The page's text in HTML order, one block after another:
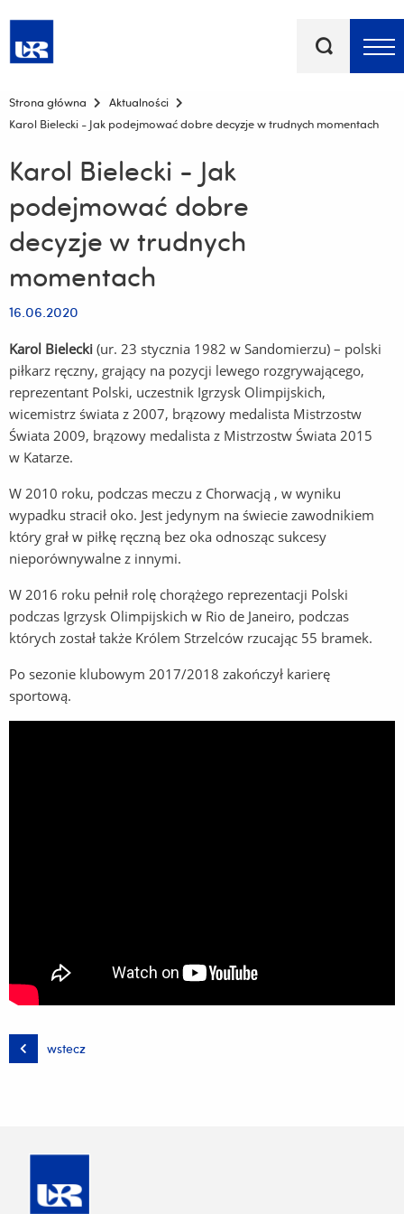
kluczowe
Menu - górna belka
Strona główna
Aktualności
Karol Bielecki - Jak podejmować dobre decyzje w trudnych momentach
Karol Bielecki - Jak
podejmować dobre
decyzje w trudnych
momentach
16.06.2020
Karol Bielecki (ur. 23 stycznia 1982 w Sandomierzu) – polski
piłkarz ręczny, grający na pozycji lewego rozgrywającego,
reprezentant Polski, uczestnik Igrzysk Olimpijskich,
wicemistrz świata z 2007, brązowy medalista Mistrzostw
Świata 2009, brązowy medalista z Mistrzostw Świata 2015
w Katarze.
W 2010 roku, podczas meczu z Chorwacją , w wyniku
wypadku stracił oko. Jest jedynym na świecie zawodnikiem
który grał w piłkę ręczną bez oka odnosząc sukcesy
nieporównywalne z innymi.
W 2016 roku pełnił rolę chorążego reprezentacji Polski
podczas Igrzysk Olimpijskich w Rio de Janeiro, podczas
których został także Królem Strzelców rzucając 55 bramek.
Po sezonie klubowym 2017/2018 zakończył karierę
sportową.
wstecz